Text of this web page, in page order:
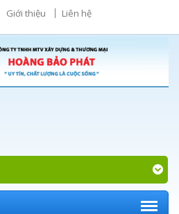
Giới thiệu Liên hệ